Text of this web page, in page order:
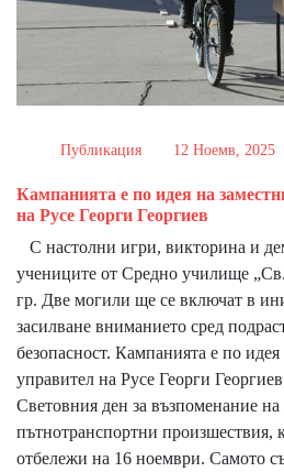
Публикация 12 Ноемв,
Кампанията е по идея на
на Русе Георги Георгиев
С настолни игри, викторина и
учениците от Средно училище
гр. Две могили ще се включат в
засилване вниманието сред
безопасност. Кампанията е по
управител на Русе Георги
Световния ден за възпоменание на
пътнотранспортни произшествия,
отбележи на 16 ноември. Самото